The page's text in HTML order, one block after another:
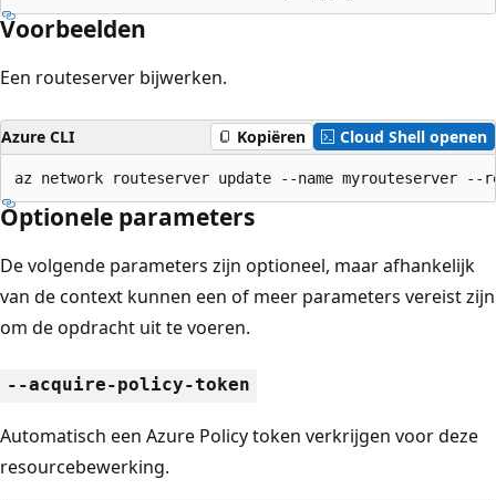
Voorbeelden
Een routeserver bijwerken.
Azure CLI Kopiëren Cloud Shell openen
az network routeserver update --name myrouteserver
Optionele parameters
De volgende parameters zijn optioneel, maar afhankelijk
van de context kunnen een of meer parameters vereist zijn
om de opdracht uit te voeren.
--acquire-policy-token
Automatisch een Azure Policy token verkrijgen voor deze
resourcebewerking.